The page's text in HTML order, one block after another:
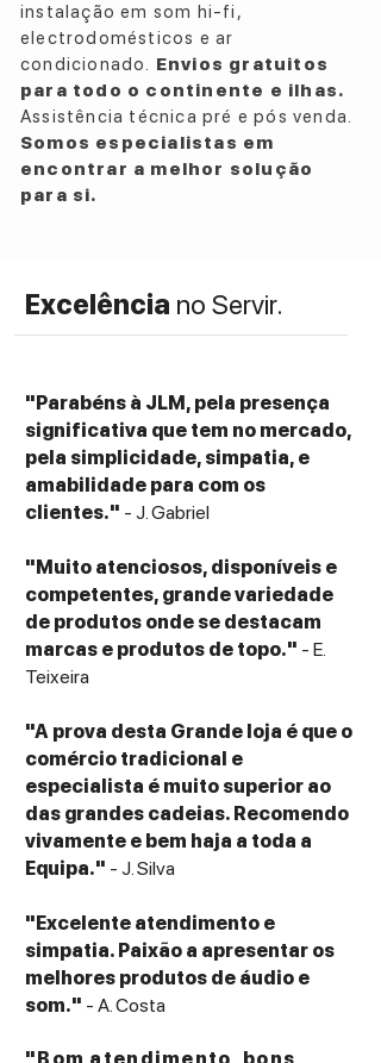
instalação em som hi-fi,
electrodomésticos e ar
condicionado. Envios gratuitos
para todo o continente e ilhas.
Assistência técnica pré e pós venda.
Somos especialistas em
encontrar a melhor solução
para si.
Excelência no Servir.
"Parabéns à JLM, pela presença
significativa que tem no mercado,
pela simplicidade, simpatia, e
amabilidade para com os
clientes." - J. Gabriel
"Muito atenciosos, disponíveis e
competentes, grande variedade
de produtos onde se destacam
marcas e produtos de topo." - E.
Teixeira
"A prova desta Grande loja é que o
comércio tradicional e
especialista é muito superior ao
das grandes cadeias. Recomendo
vivamente e bem haja a toda a
Equipa." - J. Silva
"Excelente atendimento e
simpatia. Paixão a apresentar os
melhores produtos de áudio e
som." - A. Costa